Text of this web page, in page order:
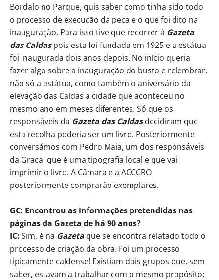
Bordalo no Parque, quis saber como tinha sido todo
o processo de execução da peça e o que foi dito na
inauguração. Para isso tive que recorrer à Gazeta
das Caldaspois esta foi fundada em 1925 e a estátua
foi inaugurada dois anos depois. No início queria
fazer algo sobre a inauguração do busto e relembrar,
não só a estátua, como também o aniversário da
elevação das Caldas a cidade que aconteceu no
mesmo ano em meses diferentes. Só que os
responsáveis da Gazeta das Caldasdecidiram que
esta recolha poderia ser um livro. Posteriormente
conversámos com Pedro Maia, um dos responsáveis
da Gracal que é uma tipografia local e que vai
imprimir o livro. A Câmara e a ACCCRO
posteriormente comprarão exemplares.
GC: Encontrou as informações pretendidas nas
páginas da Gazeta de há 90 anos?
IC: Sim, é na Gazeta que se encontra relatado todo o
processo de criação da obra. Foi um processo
tipicamente caldense! Existiam dois grupos que, sem
saber, estavam a trabalhar com o mesmo propósito: